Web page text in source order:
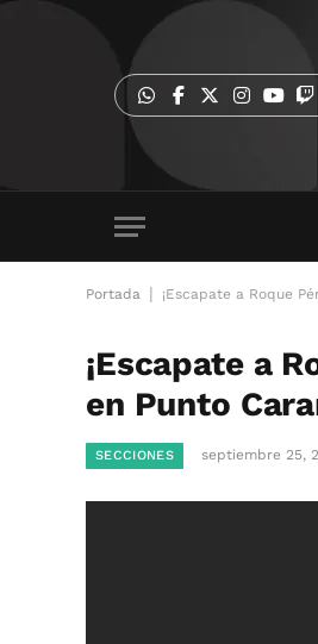
Portada ¡Escapate a Roque
¡Escapate a
en Punto
SECCIONES septiembre 25,